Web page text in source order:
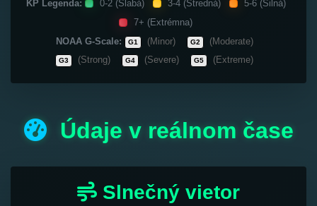
KP Legenda: 0-2 (Slabá) 3-4 (Stredná)
5-6 (Silná)
7+ (Extrémna)
NOAA G-Scale:
G1 (Minor) G2 (Moderate)
G3 (Strong) G4 (Severe) G5 (Extreme)
Údaje v reálnom čase
Slnečný vietor